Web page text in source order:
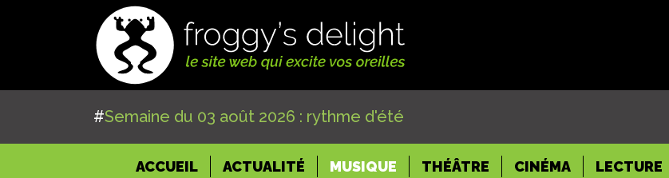
#Semaine du 03 août 2026 : rythme d'été
ACCUEIL(CURRENT)
ACTUALITÉ MUSIQUE THÉÂTRE CINÉMA LECTURE